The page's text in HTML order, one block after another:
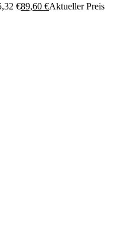
€89,60 €Aktueller Preis